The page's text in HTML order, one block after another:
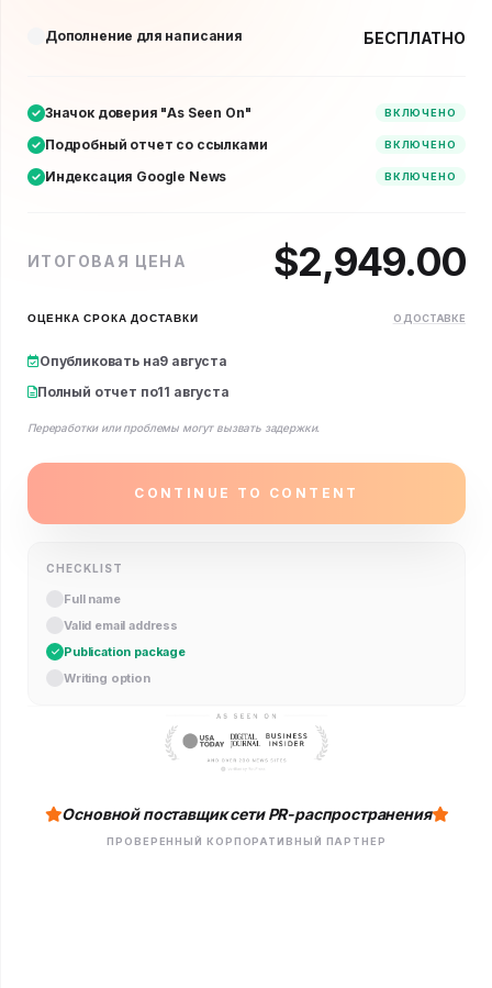
Дополнение для написания БЕСПЛАТНО
Значок доверия "As Seen On" ВКЛЮЧЕНО
Подробный отчет со ссылками ВКЛЮЧЕНО
Индексация Google News ВКЛЮЧЕНО
ИТОГОВАЯ ЦЕНА $2,949.00
ОЦЕНКА СРОКА ДОСТАВКИ О ДОСТАВКЕ
Опубликовать на9 августа
Полный отчет по11 августа
Переработки или проблемы могут вызвать задержки.
CONTINUE TO CONTENT
CHECKLIST
Full name
Valid email address
Publication package
Writing option
Основной поставщик сети PR-распространения
ПРОВЕРЕННЫЙ КОРПОРАТИВНЫЙ ПАРТНЕР